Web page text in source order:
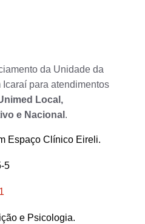
da Unidade da
para atendimentos
Local,
e Nacional .
Espaço Clínico Eireli.
5
e Psicologia.